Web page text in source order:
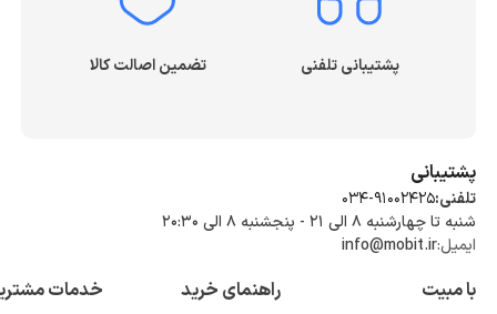
پشتیبانی تلفنی تضمین اصالت کالا
پشتیبانی
تلفنی:034-91002425
شنبه تا چهارشنبه ۸ الی ۲۱ - پنجشنبه 8 الی ۲۰:۳۰
ایمیل:info@mobit.ir
با مبیت راهنمای خرید خدمات